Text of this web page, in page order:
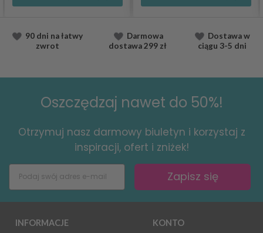
90 dni na łatwy
zwrot
Darmowa
dostawa299 zł
Dostawaw
ciągu 3-5 dni
Oszczędzaj nawet do 50%!
Otrzymuj nasz darmowy biuletyn i korzystaj z
inspiracji, ofert i zniżek!
Zapisz się
INFORMACJE KONTO